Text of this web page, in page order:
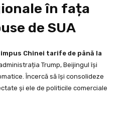
în fața
de SUA
Chinei tarife de până la
Trump, Beijingul își
Încercă să își consolideze
și ele de politicile comerciale